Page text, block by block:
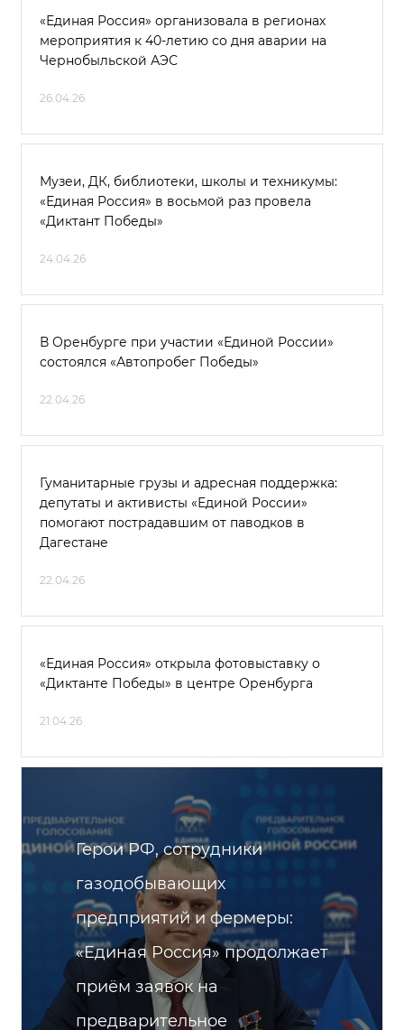
«Единая Россия» организовала в регионах
мероприятия к 40-летию со дня аварии на
Чернобыльской АЭС
26.04.26
Музеи, ДК, библиотеки, школы и техникумы:
«Единая Россия» в восьмой раз провела
«Диктант Победы»
24.04.26
В Оренбурге при участии «Единой России»
состоялся «Автопробег Победы»
22.04.26
Гуманитарные грузы и адресная поддержка:
депутаты и активисты «Единой России»
помогают пострадавшим от паводков в
Дагестане
22.04.26
«Единая Россия» открыла фотовыставку о
«Диктанте Победы» в центре Оренбурга
21.04.26
Герои РФ, сотрудники
газодобывающих
предприятий и фермеры:
«Единая Россия» продолжает
приём заявок на
предварительное